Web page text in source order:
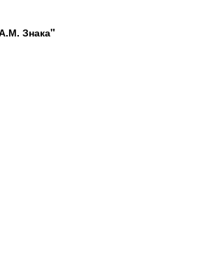
Знака"